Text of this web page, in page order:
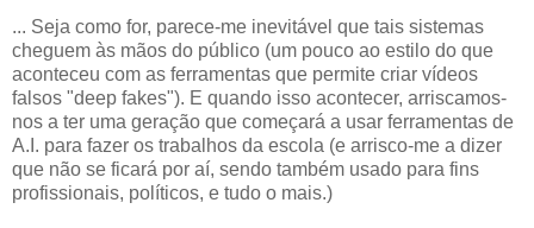
... Seja como for, parece-me inevitável que tais sistemas
cheguem às mãos do público (um pouco ao estilo do que
aconteceu com as ferramentas que permite criar vídeos
falsos "deep fakes"). E quando isso acontecer, arriscamos-
nos a ter uma geração que começará a usar ferramentas de
A.I. para fazer os trabalhos da escola (e arrisco-me a dizer
que não se ficará por aí, sendo também usado para fins
profissionais, políticos, e tudo o mais.)